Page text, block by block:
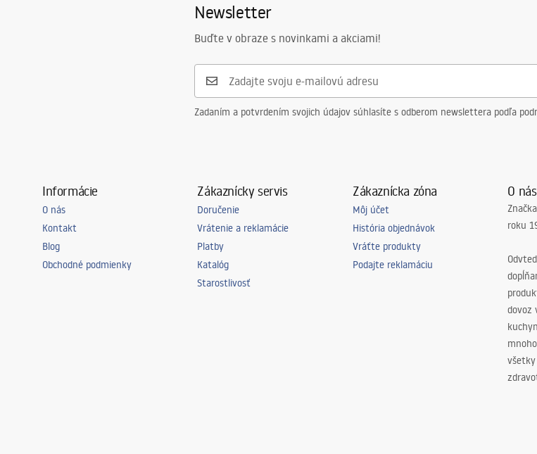
Newsletter
Buďte v obraze s novinkami a akciami!
Zadaním a potvrdením svojich údajov súhlasíte s odberom newslettera podľa
Informácie
O nás
Kontakt
Blog
Obchodné podmienky
Zákaznícky servis
Doručenie
Vrátenie a reklamácie
Platby
Katalóg
Starostlivosť
Zákaznícka zóna
Môj účet
História objednávok
Vráťte produkty
Podajte reklamáciu
O nás
roku
dovoz